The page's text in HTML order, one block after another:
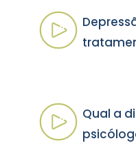
Qual a